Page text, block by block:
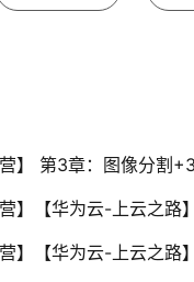
】 第3章：图像分割
】【华为云-上云之
】【华为云-上云之